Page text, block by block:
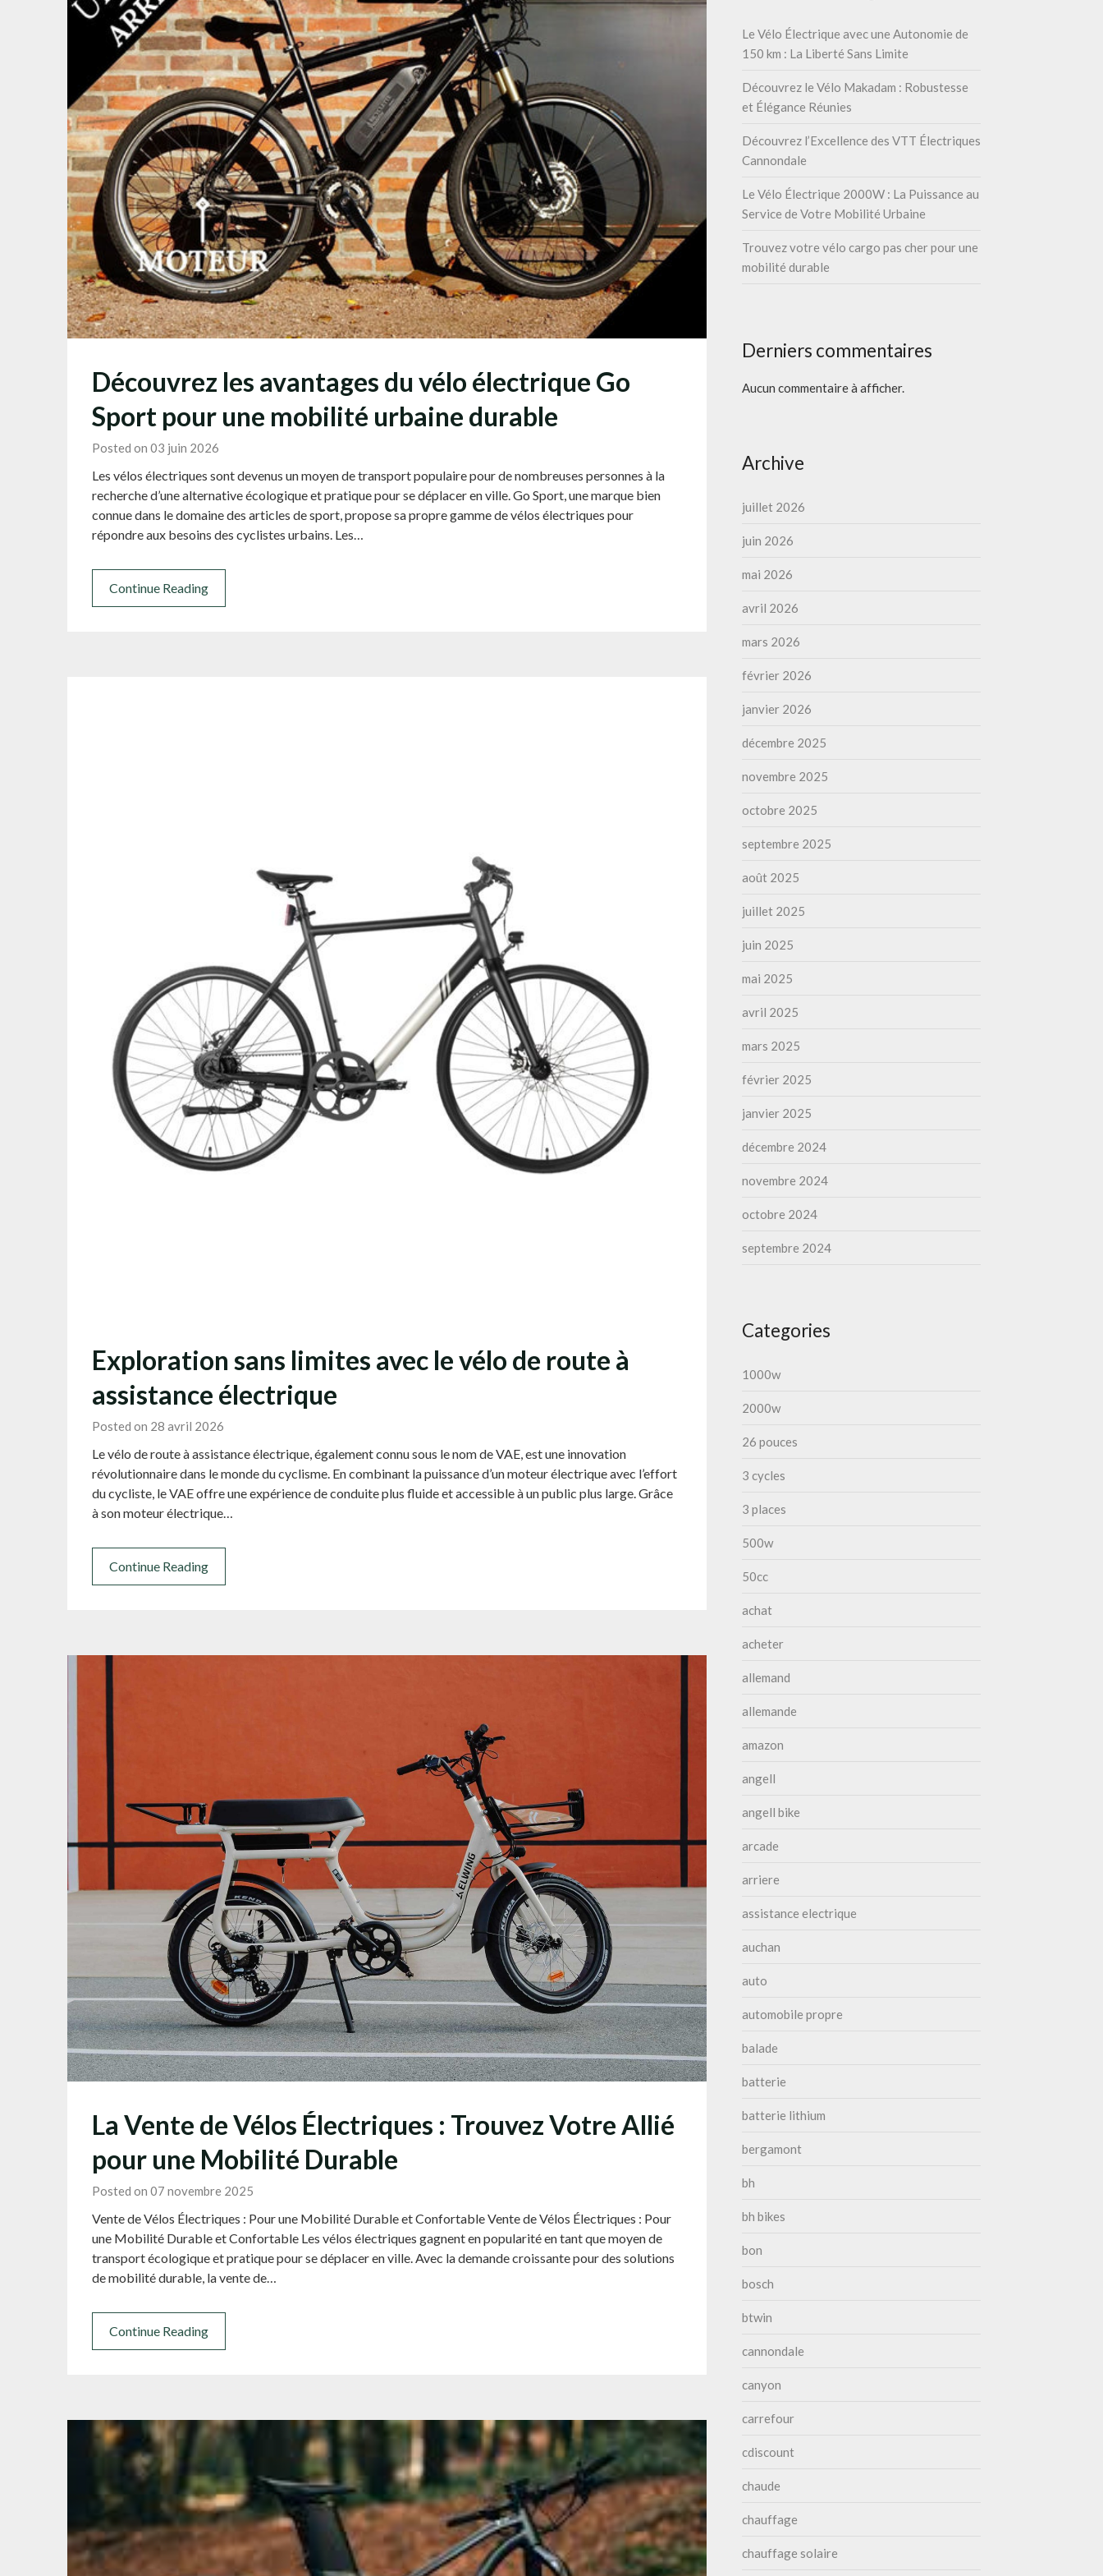
Découvrez les avantages du vélo électrique Go
Sport pour une mobilité urbaine durable
Posted on 03 juin 2026
Les vélos électriques sont devenus un moyen de transport populaire pour de nombreuses personnes à la
recherche d’une alternative écologique et pratique pour se déplacer en ville. Go Sport, une marque bien
connue dans le domaine des articles de sport, propose sa propre gamme de vélos électriques pour
répondre aux besoins des cyclistes urbains. Les…
Continue Reading
Exploration sans limites avec le vélo de route à
assistance électrique
Posted on 28 avril 2026
Le vélo de route à assistance électrique, également connu sous le nom de VAE, est une innovation
révolutionnaire dans le monde du cyclisme. En combinant la puissance d’un moteur électrique avec l’effort
du cycliste, le VAE offre une expérience de conduite plus fluide et accessible à un public plus large. Grâce
à son moteur électrique…
Continue Reading
La Vente de Vélos Électriques : Trouvez Votre Allié
pour une Mobilité Durable
Posted on 07 novembre 2025
Vente de Vélos Électriques : Pour une Mobilité Durable et Confortable Vente de Vélos Électriques : Pour
une Mobilité Durable et Confortable Les vélos électriques gagnent en popularité en tant que moyen de
transport écologique et pratique pour se déplacer en ville. Avec la demande croissante pour des solutions
de mobilité durable, la vente de…
Continue Reading
Le Vélo Électrique avec une Autonomie de
150 km : La Liberté Sans Limite
Découvrez le Vélo Makadam : Robustesse
et Élégance Réunies
Découvrez l’Excellence des VTT Électriques
Cannondale
Le Vélo Électrique 2000W : La Puissance au
Service de Votre Mobilité Urbaine
Trouvez votre vélo cargo pas cher pour une
mobilité durable
Derniers commentaires
Aucun commentaire à afficher.
Archive
juillet 2026
juin 2026
mai 2026
avril 2026
mars 2026
février 2026
janvier 2026
décembre 2025
novembre 2025
octobre 2025
septembre 2025
août 2025
juillet 2025
juin 2025
mai 2025
avril 2025
mars 2025
février 2025
janvier 2025
décembre 2024
novembre 2024
octobre 2024
septembre 2024
Categories
1000w
2000w
26 pouces
3 cycles
3 places
500w
50cc
achat
acheter
allemand
allemande
amazon
angell
angell bike
arcade
arriere
assistance electrique
auchan
auto
automobile propre
balade
batterie
batterie lithium
bergamont
bh
bh bikes
bon
bosch
btwin
cannondale
canyon
carrefour
cdiscount
chaude
chauffage
chauffage solaire